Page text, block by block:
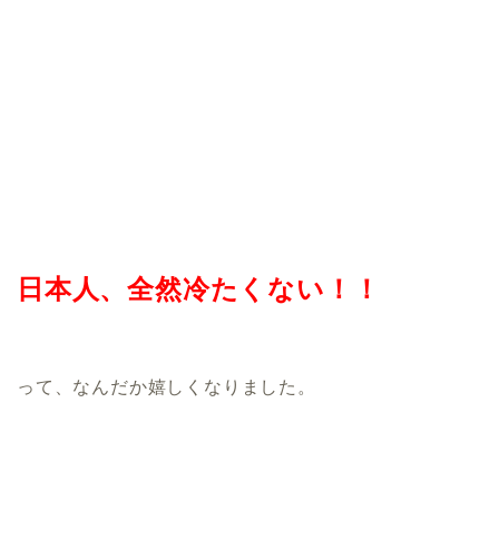
日本人、全然冷たくない！！
って、なんだか嬉しくなりました。